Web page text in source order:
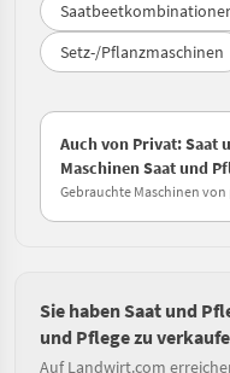
Setz-/Pflanzmaschinen
Auch von Privat: Saat
Maschinen Saat und
Gebrauchte Maschinen
Sie haben Saat und
und Pflege zu
Auf Landwirt.com